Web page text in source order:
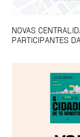
NOVAS
PARTICIPANTES